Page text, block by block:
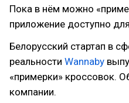
Пока в нём можно
приложение доступно
Белорусский стартап в
реальности Wannaby
«примерки» кроссовок.
компании.